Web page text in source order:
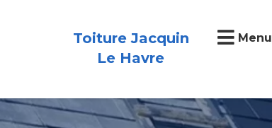
Toiture Jacquin
Le Havre
Menu